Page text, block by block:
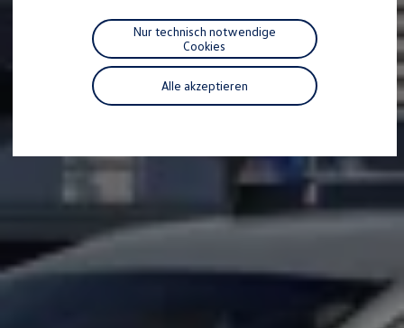
Reparaturen und Checks
Motorenöl und Flüssigkeiten
Räder und Reifen
Pannen- und Unfallhilfe
Economy Service
Volkswagen Teile
Schutz und Pflege
Transport
Individualisieren
Wallbox und Ladekabel
Digitale Extras
Volkswagen Apps, Login und Shop
Updates für Software, Karten und Radio
Alle akzeptieren
Nur technisch notwendige
Cookies